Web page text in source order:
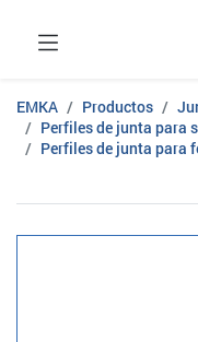
EMKA Productos
Perfiles de junta para
Perfiles de junta para